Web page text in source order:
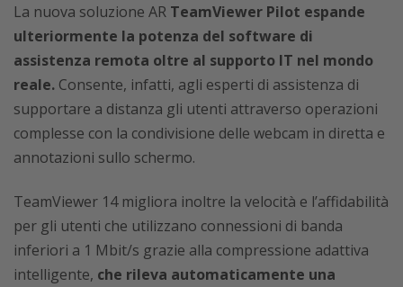
La nuova soluzione AR TeamViewer Pilot espande
ulteriormente la potenza del software di
assistenza remota oltre al supporto IT nel mondo
reale. Consente, infatti, agli esperti di assistenza di
supportare a distanza gli utenti attraverso operazioni
complesse con la condivisione delle webcam in diretta e
annotazioni sullo schermo.
TeamViewer 14 migliora inoltre la velocità e l’affidabilità
per gli utenti che utilizzano connessioni di banda
inferiori a 1 Mbit/s grazie alla compressione adattiva
intelligente, che rileva automaticamente una